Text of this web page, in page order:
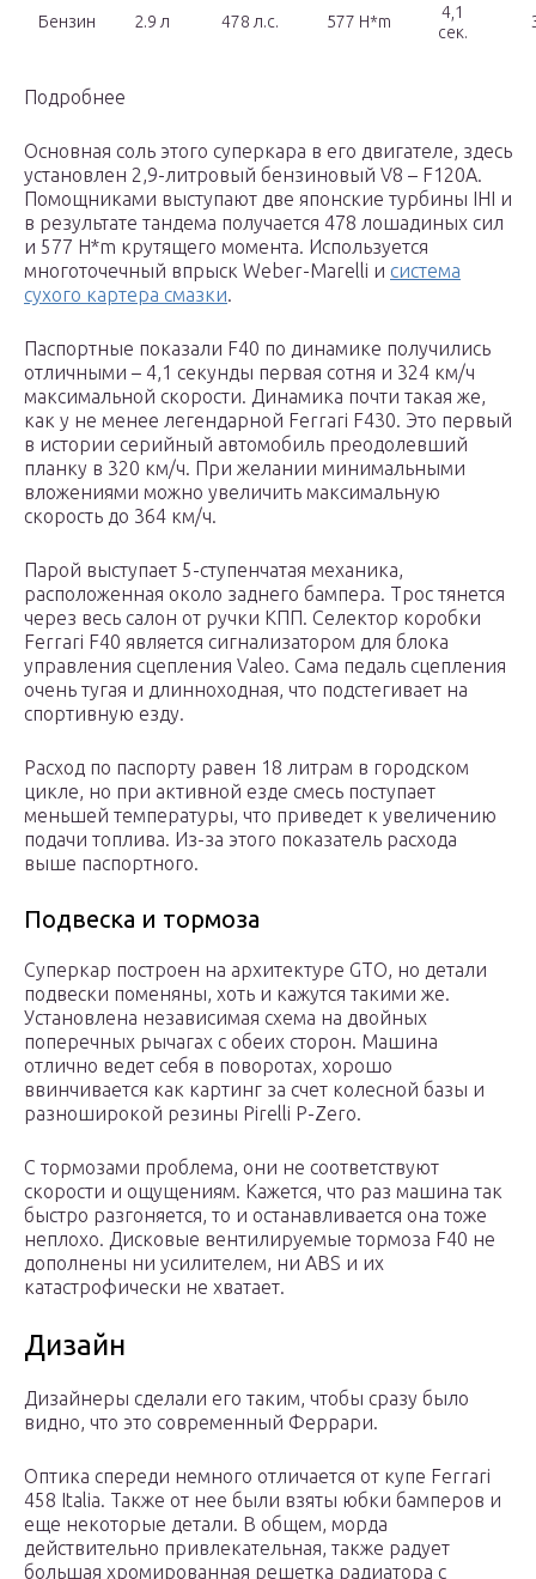
Бензин 2.9 л 478 л.с. 577 H*m
4,1
сек.
Подробнее
Основная соль этого суперкара в его двигателе, здесь
установлен 2,9-литровый бензиновый V8 – F120A.
Помощниками выступают две японские турбины IHI и
в результате тандема получается 478 лошадиных сил
и 577 H*m крутящего момента. Используется
многоточечный впрыск Weber-Marelli и система
сухого картера смазки.
Паспортные показали F40 по динамике получились
отличными – 4,1 секунды первая сотня и 324 км/ч
максимальной скорости. Динамика почти такая же,
как у не менее легендарной Ferrari F430. Это первый
в истории серийный автомобиль преодолевший
планку в 320 км/ч. При желании минимальными
вложениями можно увеличить максимальную
скорость до 364 км/ч.
Парой выступает 5-ступенчатая механика,
расположенная около заднего бампера. Трос тянется
через весь салон от ручки КПП. Селектор коробки
Ferrari F40 является сигнализатором для блока
управления сцепления Valeo. Сама педаль сцепления
очень тугая и длинноходная, что подстегивает на
спортивную езду.
Расход по паспорту равен 18 литрам в городском
цикле, но при активной езде смесь поступает
меньшей температуры, что приведет к увеличению
подачи топлива. Из-за этого показатель расхода
выше паспортного.
Подвеска и тормоза
Суперкар построен на архитектуре GTO, но детали
подвески поменяны, хоть и кажутся такими же.
Установлена независимая схема на двойных
поперечных рычагах с обеих сторон. Машина
отлично ведет себя в поворотах, хорошо
ввинчивается как картинг за счет колесной базы и
разноширокой резины Pirelli P-Zero.
С тормозами проблема, они не соответствуют
скорости и ощущениям. Кажется, что раз машина так
быстро разгоняется, то и останавливается она тоже
неплохо. Дисковые вентилируемые тормоза F40 не
дополнены ни усилителем, ни ABS и их
катастрофически не хватает.
Дизайн
Дизайнеры сделали его таким, чтобы сразу было
видно, что это современный Феррари.
Оптика спереди немного отличается от купе Ferrari
458 Italia. Также от нее были взяты юбки бамперов и
еще некоторые детали. В общем, морда
действительно привлекательная, также радует
большая хромированная решетка радиатора с